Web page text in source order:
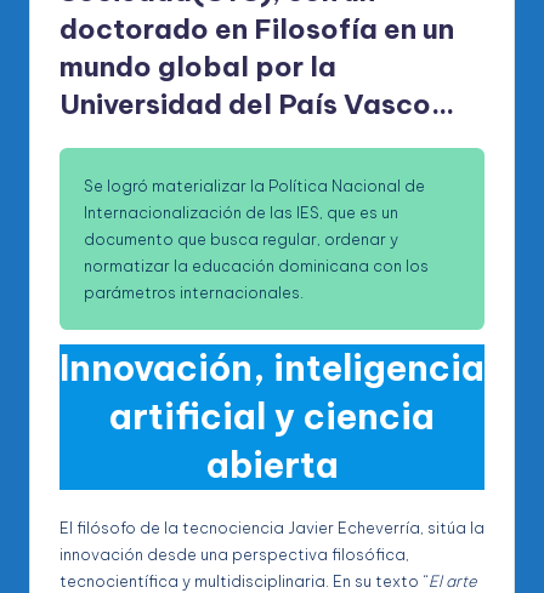
doctorado en Filosofía en un
mundo global por la
Universidad del País Vasco…
Se logró materializar la Política Nacional de
Internacionalización de las IES, que es un
documento que busca regular, ordenar y
normatizar la educación dominicana con los
parámetros internacionales.
Innovación, inteligencia
artificial y ciencia
abierta
El filósofo de la tecnociencia Javier Echeverría, sitúa la
innovación desde una perspectiva filosófica,
tecnocientífica y multidisciplinaria. En su texto “El arte